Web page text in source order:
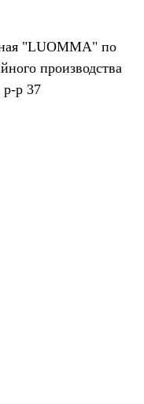
"LUOMMA" по
производства
р-р 37